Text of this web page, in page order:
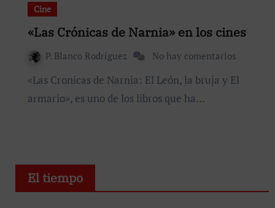
Cine
«Las Crónicas de Narnia» en los cines
P. Blanco Rodríguez No hay comentarios
«Las Cronicas de Narnia: El León, la bruja y El
armario», es uno de los libros que ha…
El tiempo